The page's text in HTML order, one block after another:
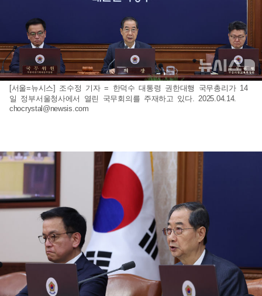
[서울=뉴시스] 조수정 기자 = 한덕수 대통령 권한대행 국무총리가 14
일 정부서울청사에서 열린 국무회의를 주재하고 있다. 2025.04.14.
chocrystal@newsis.com